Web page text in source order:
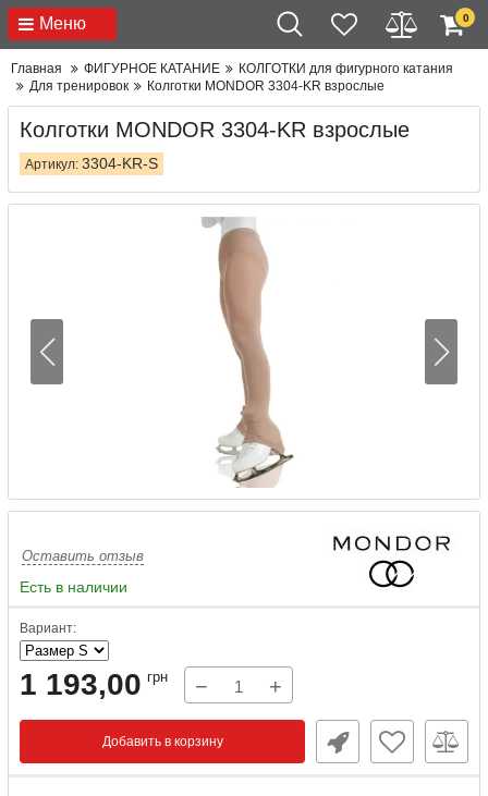
Меню 0
Главная ФИГУРНОЕ КАТАНИЕ
КОЛГОТКИ для фигурного катания
Для тренировок
Колготки MONDOR 3304-KR взрослые
Колготки MONDOR 3304-KR взрослые
Артикул: 3304-KR-S
Оставить отзыв
Есть в наличии
Вариант:
1 193,00 грн − +
Добавить в корзину